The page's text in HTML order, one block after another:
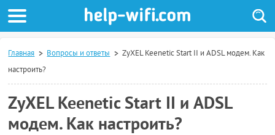
Главная Вопросы и ответы
ZyXEL Keenetic Start II и ADSL модем. Как
настроить?
ZyXEL Keenetic Start II и ADSL
модем. Как настроить?